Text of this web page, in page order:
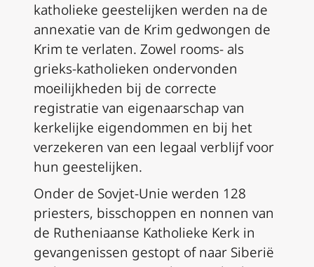
katholieke geestelijken werden na de
annexatie van de Krim gedwongen de
Krim te verlaten. Zowel rooms- als
grieks-katholieken ondervonden
moeilijkheden bij de correcte
registratie van eigenaarschap van
kerkelijke eigendommen en bij het
verzekeren van een legaal verblijf voor
hun geestelijken.
Onder de Sovjet-Unie werden 128
priesters, bisschoppen en nonnen van
de Rutheniaanse Katholieke Kerk in
gevangenissen gestopt of naar Siberië